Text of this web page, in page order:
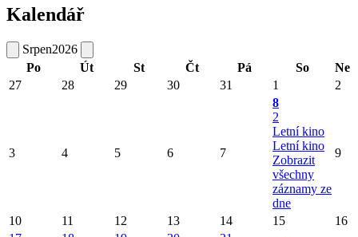
Kalendář
Srpen2026
Po
Út St Čt Pá So
Ne
27
28 29 30 31 1 2
3 4 5 6 7
8
2
Letní kino
Letní kino
Zobrazit
všechny
záznamy ze
dne
9
10 11 12 13 14 15
16